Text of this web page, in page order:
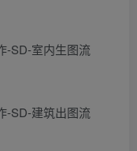
-SD-室内生图流
-SD-建筑出图流